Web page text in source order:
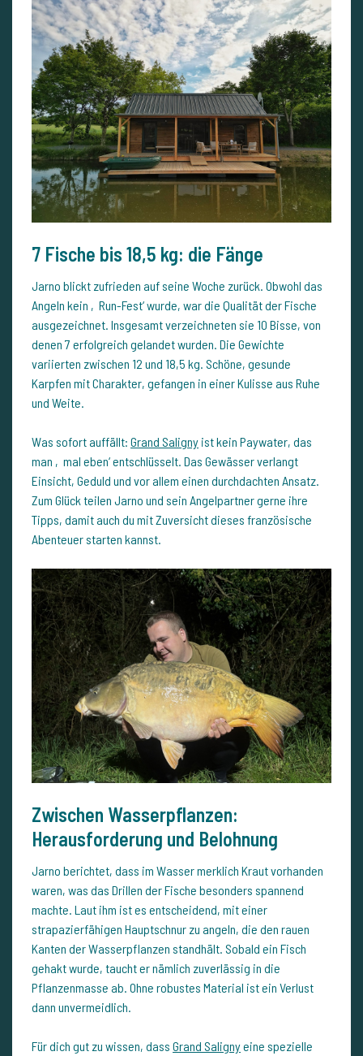
7 Fische bis 18,5 kg: die Fänge
Jarno blickt zufrieden auf seine Woche zurück. Obwohl das
Angeln kein ‚Run-Fest‘ wurde, war die Qualität der Fische
ausgezeichnet. Insgesamt verzeichneten sie 10 Bisse, von
denen 7 erfolgreich gelandet wurden. Die Gewichte
variierten zwischen 12 und 18,5 kg. Schöne, gesunde
Karpfen mit Charakter, gefangen in einer Kulisse aus Ruhe
und Weite.
Was sofort auffällt: Grand Saligny ist kein Paywater, das
man ‚mal eben‘ entschlüsselt. Das Gewässer verlangt
Einsicht, Geduld und vor allem einen durchdachten Ansatz.
Zum Glück teilen Jarno und sein Angelpartner gerne ihre
Tipps, damit auch du mit Zuversicht dieses französische
Abenteuer starten kannst.
Zwischen Wasserpflanzen:
Herausforderung und Belohnung
Jarno berichtet, dass im Wasser merklich Kraut vorhanden
waren, was das Drillen der Fische besonders spannend
machte. Laut ihm ist es entscheidend, mit einer
strapazierfähigen Hauptschnur zu angeln, die den rauen
Kanten der Wasserpflanzen standhält. Sobald ein Fisch
gehakt wurde, taucht er nämlich zuverlässig in die
Pflanzenmasse ab. Ohne robustes Material ist ein Verlust
dann unvermeidlich.
Für dich gut zu wissen, dass Grand Salignyeine spezielle